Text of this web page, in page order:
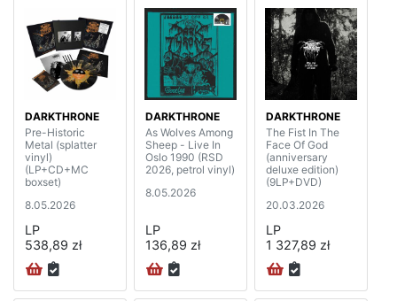
DARKTHRONE
Pre-Historic
Metal (splatter
vinyl)
(LP+CD+MC
boxset)
8.05.2026
LP
538,89 zł
DARKTHRONE
As Wolves Among
Sheep - Live In
Oslo 1990 (RSD
2026, petrol vinyl)
8.05.2026
LP
136,89 zł
DARKTHRONE
The Fist In The
Face Of God
(anniversary
deluxe edition)
(9LP+DVD)
20.03.2026
LP
1 327,89 zł